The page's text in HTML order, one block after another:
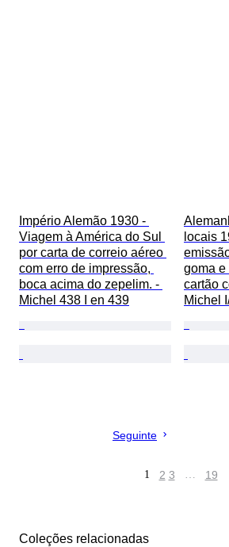
Império Alemão 1930 -
Viagem à América do Sul
por carta de correio aéreo
com erro de impressão,
boca acima do zepelim. -
Michel 438 I en 439
locais
goma e
cartão
Michel
Seguinte
1 2 3 … 19
Coleções relacionadas